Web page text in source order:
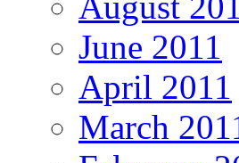
June 2011
April 2011
March